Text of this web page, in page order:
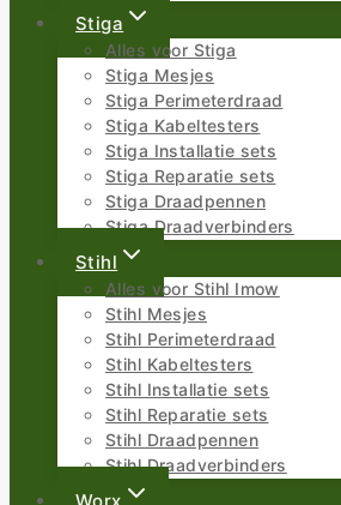
Stiga
Alles voor Stiga
Stiga Mesjes
Stiga Perimeterdraad
Stiga Kabeltesters
Stiga Installatie sets
Stiga Reparatie sets
Stiga Draadpennen
Stiga Draadverbinders
Stihl
Alles voor Stihl Imow
Stihl Mesjes
Stihl Perimeterdraad
Stihl Kabeltesters
Stihl Installatie sets
Stihl Reparatie sets
Stihl Draadpennen
Stihl Draadverbinders
Worx